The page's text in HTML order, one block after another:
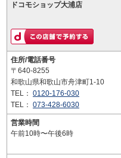
ドコモショップ大浦店
住所/電話番号
〒640-8255
和歌山県和歌山市舟津町1-10
TEL： 0120-176-030
TEL： 073-428-6030
営業時間
午前10時〜午後6時